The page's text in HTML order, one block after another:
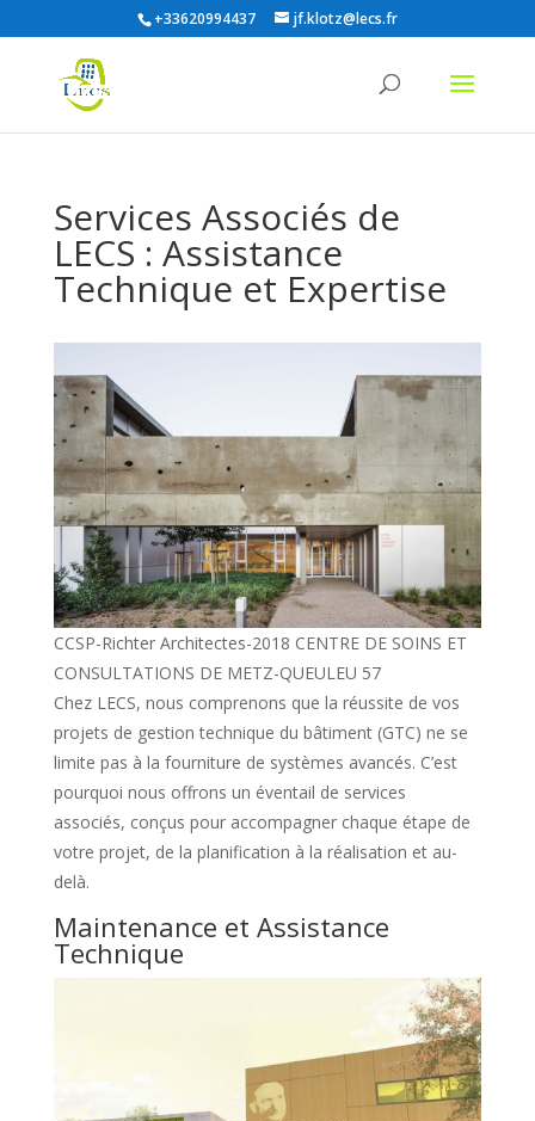
+33620994437 jf.klotz@lecs.fr
Services Associés de
LECS : Assistance
Technique et Expertise
CCSP-Richter Architectes-2018 CENTRE DE SOINS ET
CONSULTATIONS DE METZ-QUEULEU 57
Chez LECS, nous comprenons que la réussite de vos
projets de gestion technique du bâtiment (GTC) ne se
limite pas à la fourniture de systèmes avancés. C’est
pourquoi nous offrons un éventail de services
associés, conçus pour accompagner chaque étape de
votre projet, de la planification à la réalisation et au-
delà.
Maintenance et Assistance
Technique